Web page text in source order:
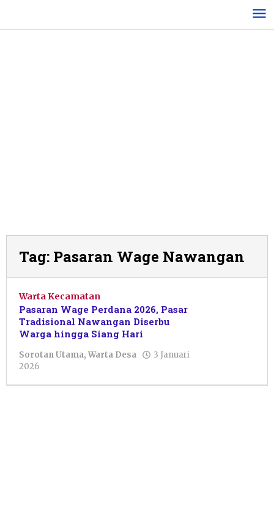
konten
Tag: Pasaran Wage Nawangan
Warta Kecamatan
Pasaran Wage Perdana 2026, Pasar
Tradisional Nawangan Diserbu
Warga hingga Siang Hari
Sorotan Utama, Warta Desa
3 Januari
2026
Salsabilla